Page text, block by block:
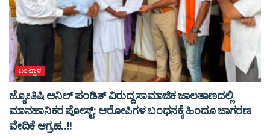
ಬಂಟ್ವಾಳ
ಜ್ಯೋತಿಷಿ ಅನಿಲ್ ಪಂಡಿತ್ ವಿರುದ್ದ ಸಾಮಾಜಿಕ ಜಾಲತಾಣದಲ್ಲಿ
ಮಾನಹಾನಿಕರ ಪೋಸ್ಟ್: ಆರೋಪಿಗಳ ಬಂಧನಕ್ಕೆ ಹಿಂದೂ ಜಾಗರಣ
ವೇದಿಕೆ ಆಗ್ರಹ..!!